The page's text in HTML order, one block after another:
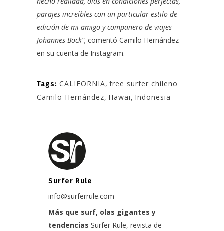
parajes increíbles con un particular estilo de
edición de mi amigo y compañero de viajes
Johannes Bock”, comentó Camilo Hernández
en su cuenta de Instagram.
Tags: CALIFORNIA, free surfer chileno
Camilo Hernández, Hawai, Indonesia
Surfer Rule
info@surferrule.com
Más que surf, olas gigantes y
tendencias Surfer Rule, revista de